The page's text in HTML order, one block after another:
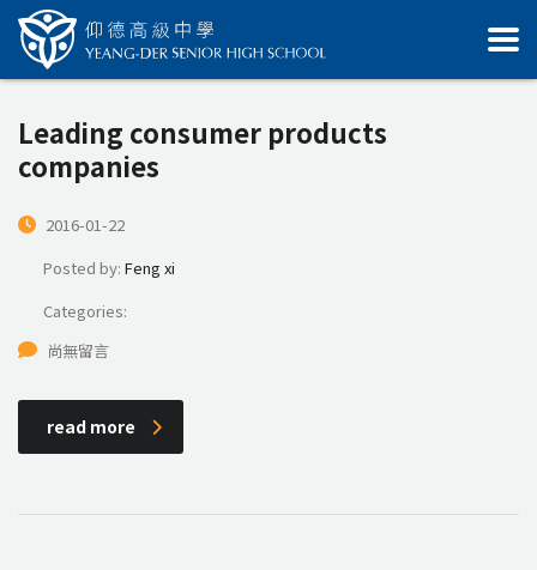
Leading consumer products
companies
2016-01-22
Posted by: Feng xi
Categories:
尚無留言
read more